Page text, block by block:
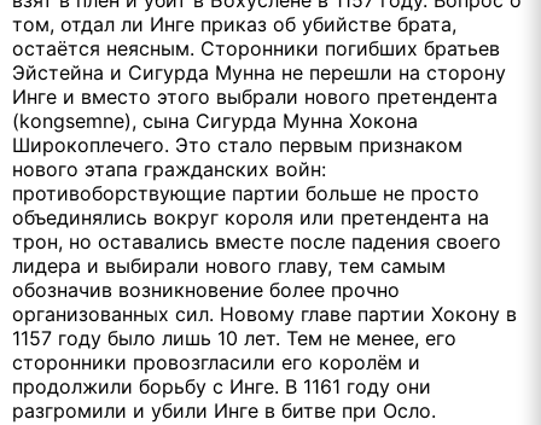
том, отдал ли Инге приказ об убийстве брата,
остаётся неясным. Сторонники погибших братьев
Эйстейна и Сигурда Мунна не перешли на сторону
Инге и вместо этого выбрали нового претендента
(kongsemne), сына Сигурда Мунна Хокона
Широкоплечего. Это стало первым признаком
нового этапа гражданских войн:
противоборствующие партии больше не просто
объединялись вокруг короля или претендента на
трон, но оставались вместе после падения своего
лидера и выбирали нового главу, тем самым
обозначив возникновение более прочно
организованных сил. Новому главе партии Хокону в
1157 году было лишь 10 лет. Тем не менее, его
сторонники провозгласили его королём и
продолжили борьбу с Инге. В 1161 году они
разгромили и убили Инге в битве при Осло.